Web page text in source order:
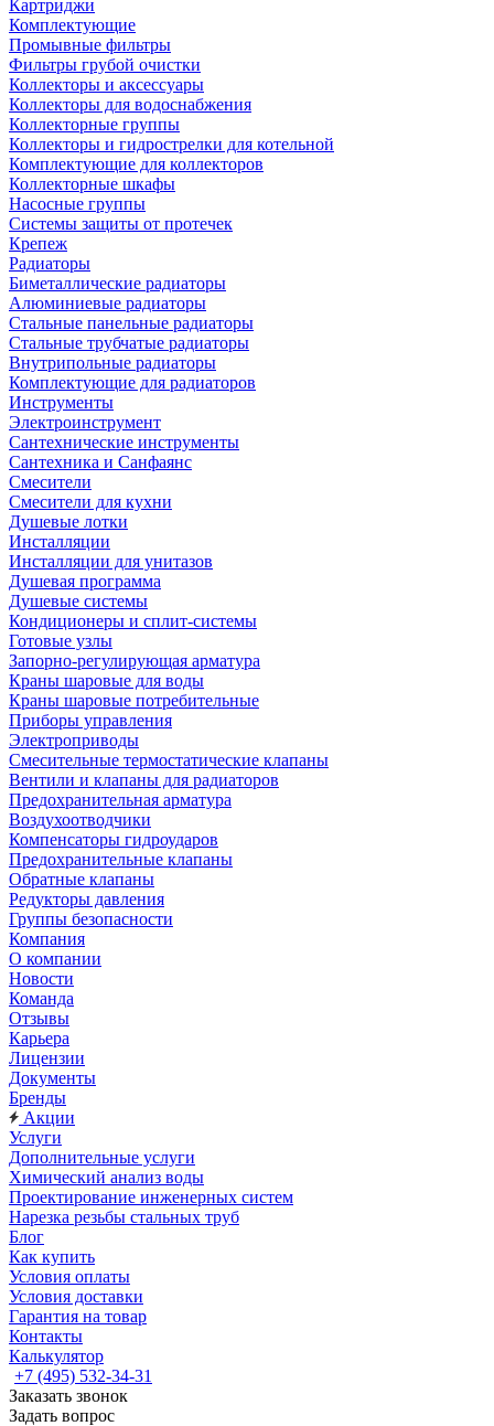
Картриджи
Комплектующие
Промывные фильтры
Фильтры грубой очистки
Коллекторы и аксессуары
Коллекторы для водоснабжения
Коллекторные группы
Коллекторы и гидрострелки для котельной
Комплектующие для коллекторов
Коллекторные шкафы
Насосные группы
Системы защиты от протечек
Крепеж
Радиаторы
Биметаллические радиаторы
Алюминиевые радиаторы
Стальные панельные радиаторы
Стальные трубчатые радиаторы
Внутрипольные радиаторы
Комплектующие для радиаторов
Инструменты
Электроинструмент
Сантехнические инструменты
Сантехника и Санфаянс
Смесители
Смесители для кухни
Душевые лотки
Инсталляции
Инсталляции для унитазов
Душевая программа
Душевые системы
Кондиционеры и сплит-системы
Готовые узлы
Запорно-регулирующая арматура
Краны шаровые для воды
Краны шаровые потребительные
Приборы управления
Электроприводы
Смесительные термостатические клапаны
Вентили и клапаны для радиаторов
Предохранительная арматура
Воздухоотводчики
Компенсаторы гидроударов
Предохранительные клапаны
Обратные клапаны
Редукторы давления
Группы безопасности
Компания
О компании
Новости
Команда
Отзывы
Карьера
Лицензии
Документы
Бренды
Акции
Услуги
Дополнительные услуги
Химический анализ воды
Проектирование инженерных систем
Нарезка резьбы стальных труб
Блог
Как купить
Условия оплаты
Условия доставки
Гарантия на товар
Контакты
Калькулятор
+7 (495) 532‑34‑31
Заказать звонок
Задать вопрос